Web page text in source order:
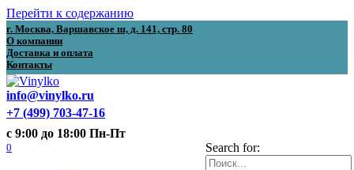
Перейти к содержанию
г. Москва, Варшавское ш, д. 141, стр. 80
О компании
Доставка и оплата
Контакты
info@vinylko.ru
+7 (499) 703-47-16
с 9:00 до 18:00 Пн-Пт
Search for:
0